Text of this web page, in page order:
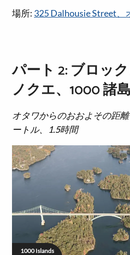
場所: 325 Dalhousie Street、
パート 2: ブロッ
ノクエ、1000 諸島
オタワからのおおよその距
ートル、1.5時間
1000 Islands